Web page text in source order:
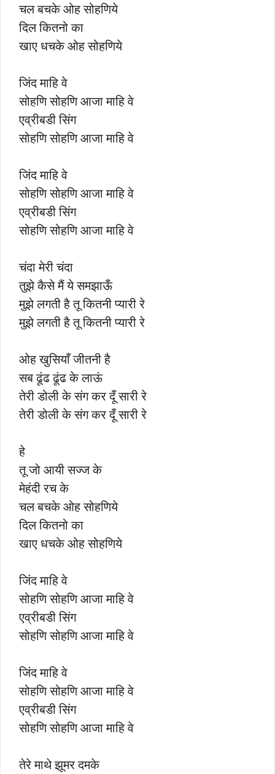
चल बचके ओह सोहणिये
दिल कितनो का
खाए धचके ओह सोहणिये
जिंद माहि वे
सोहणि सोहणि आजा माहि वे
एव्रीबडी सिंग
सोहणि सोहणि आजा माहि वे
जिंद माहि वे
सोहणि सोहणि आजा माहि वे
एव्रीबडी सिंग
सोहणि सोहणि आजा माहि वे
चंदा मेरी चंदा
तुझे कैसे मैं ये समझाऊँ
मुझे लगती है तू कितनी प्यारी रे
मुझे लगती है तू कितनी प्यारी रे
ओह खुसियाँ जीतनी है
सब ढूंढ ढूंढ के लाऊं
तेरी डोली के संग कर दूँ सारी रे
तेरी डोली के संग कर दूँ सारी रे
हे
तू जो आयी सज्ज के
मेहंदी रच के
चल बचके ओह सोहणिये
दिल कितनो का
खाए धचके ओह सोहणिये
जिंद माहि वे
सोहणि सोहणि आजा माहि वे
एव्रीबडी सिंग
सोहणि सोहणि आजा माहि वे
जिंद माहि वे
सोहणि सोहणि आजा माहि वे
एव्रीबडी सिंग
सोहणि सोहणि आजा माहि वे
तेरे माथे झूमर दमके